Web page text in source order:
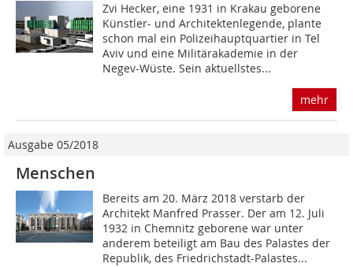
Zvi Hecker, eine 1931 in Krakau geborene
Künstler- und Architektenlegende, plante
schon mal ein Polizeihauptquartier in Tel
Aviv und eine Militärakademie in der
Negev-Wüste. Sein aktuellstes...
mehr
Ausgabe 05/2018
Menschen
Bereits am 20. März 2018 verstarb der
Architekt Manfred Prasser. Der am 12. Juli
1932 in Chemnitz geborene war unter
anderem beteiligt am Bau des Palastes der
Republik, des Friedrichstadt-Palastes...